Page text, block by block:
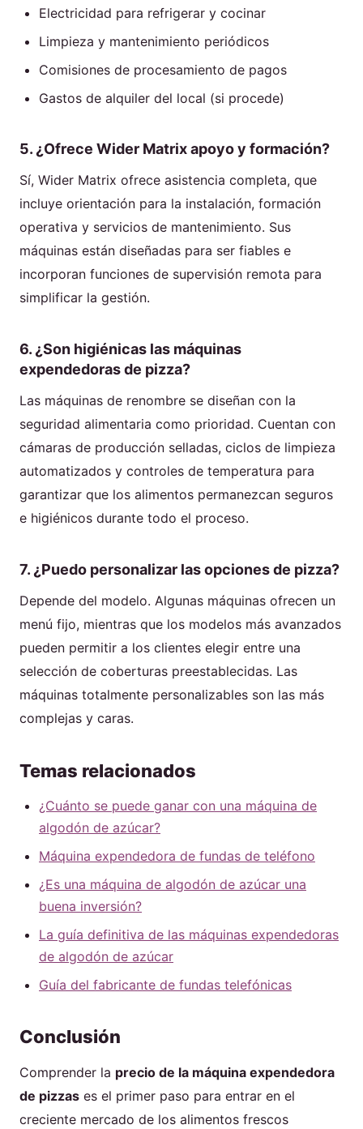
Electricidad para refrigerar y cocinar
Limpieza y mantenimiento periódicos
Comisiones de procesamiento de pagos
Gastos de alquiler del local (si procede)
5. ¿Ofrece Wider Matrix apoyo y formación?
Sí, Wider Matrix ofrece asistencia completa, que
incluye orientación para la instalación, formación
operativa y servicios de mantenimiento. Sus
máquinas están diseñadas para ser fiables e
incorporan funciones de supervisión remota para
simplificar la gestión.
6. ¿Son higiénicas las máquinas
expendedoras de pizza?
Las máquinas de renombre se diseñan con la
seguridad alimentaria como prioridad. Cuentan con
cámaras de producción selladas, ciclos de limpieza
automatizados y controles de temperatura para
garantizar que los alimentos permanezcan seguros
e higiénicos durante todo el proceso.
7. ¿Puedo personalizar las opciones de pizza?
Depende del modelo. Algunas máquinas ofrecen un
menú fijo, mientras que los modelos más avanzados
pueden permitir a los clientes elegir entre una
selección de coberturas preestablecidas. Las
máquinas totalmente personalizables son las más
complejas y caras.
Temas relacionados
¿Cuánto se puede ganar con una máquina de
algodón de azúcar?
Máquina expendedora de fundas de teléfono
¿Es una máquina de algodón de azúcar una
buena inversión?
La guía definitiva de las máquinas expendedoras
de algodón de azúcar
Guía del fabricante de fundas telefónicas
Conclusión
Comprender la precio de la máquina expendedora
de pizzas es el primer paso para entrar en el
creciente mercado de los alimentos frescos